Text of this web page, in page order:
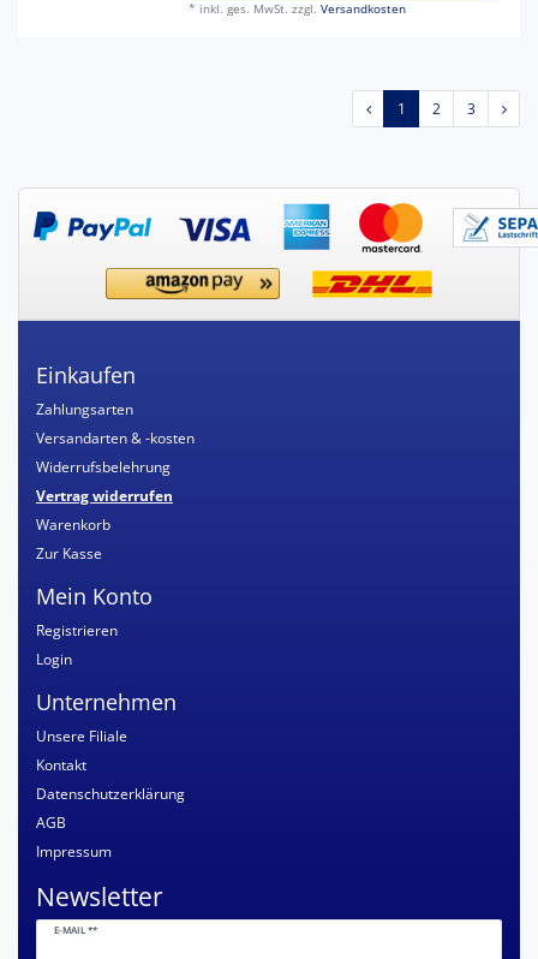
* inkl. ges. MwSt. zzgl.Versandkosten
1 2 3
Einkaufen
Zahlungsarten
Versandarten & -kosten
Widerrufsbelehrung
Vertrag widerrufen
Warenkorb
Zur Kasse
Mein Konto
Registrieren
Login
Unternehmen
Unsere Filiale
Kontakt
Datenschutzerklärung
AGB
Impressum
Newsletter
E-MAIL **
Newsletter